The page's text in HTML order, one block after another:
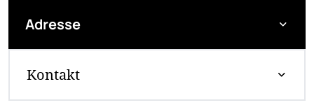
Adresse
Kontakt